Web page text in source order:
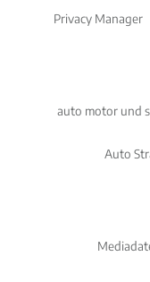
Privacy Manager
auto motor und
Auto